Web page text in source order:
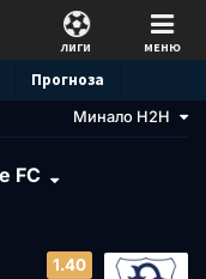
ЛИГИ МЕНЮ
Прогноза
Минало H2H
FC
1.40